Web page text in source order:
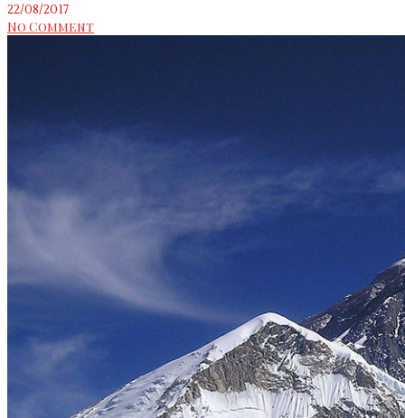
22/08/2017
No Comment